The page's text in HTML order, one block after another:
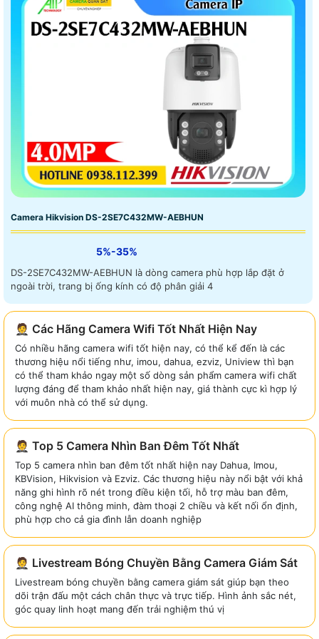
Camera Hikvision DS-2SE7C432MW-AEBHUN
5%-35%
DS-2SE7C432MW-AEBHUN là dòng camera phù hợp lắp đặt ở
ngoài trời, trang bị ống kính có độ phân giải 4
🤵 Các Hãng Camera Wifi Tốt Nhất Hiện Nay
Có nhiều hãng camera wifi tốt hiện nay, có thể kể đến là các
thương hiệu nổi tiếng như, imou, dahua, ezviz, Uniview thì bạn
có thể tham khảo ngay một số dòng sản phẩm camera wifi chất
lượng đáng để tham khảo nhất hiện nay, giá thành cực kì hợp lý
với muôn nhà có thể sử dụng.
🤵 Top 5 Camera Nhìn Ban Đêm Tốt Nhất
Top 5 camera nhìn ban đêm tốt nhất hiện nay Dahua, Imou,
KBVision, Hikvision và Ezviz. Các thương hiệu này nổi bật với khả
năng ghi hình rõ nét trong điều kiện tối, hỗ trợ màu ban đêm,
công nghệ AI thông minh, đàm thoại 2 chiều và kết nối ổn định,
phù hợp cho cả gia đình lẫn doanh nghiệp
🤵 Livestream Bóng Chuyền Bằng Camera Giám Sát
Livestream bóng chuyền bằng camera giám sát giúp bạn theo
dõi trận đấu một cách chân thực và trực tiếp. Hình ảnh sắc nét,
góc quay linh hoạt mang đến trải nghiệm thú vị